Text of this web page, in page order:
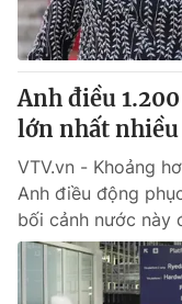
Câu chuyện quốc
Tài chính
Thị trường
Góc doanh nghiệp
Dữ liệu và đời
Truyền hình
Hậu trường
Nhân vật
Khán giả
Giải trí
Điện ảnh
Âm nhạc
Đời sống
Giáo dục
Anh điều
lớn nhất
VTV.vn - Khoảng
Anh điều động
bối cảnh nước này